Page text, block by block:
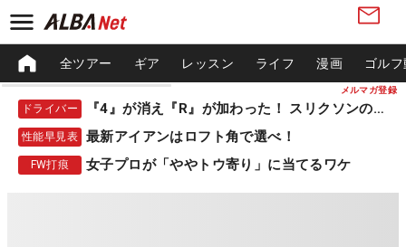
メルマガ登録
全ツアー ギア レッスン ライフ 漫画 ゴル
ドライバー 『4』が消え『R』が加わった！ スリクソンの新作
性能早見表 最新アイアンはロフト角で選べ！
FW打痕 女子プロが「ややトウ寄り」に当てるワケ